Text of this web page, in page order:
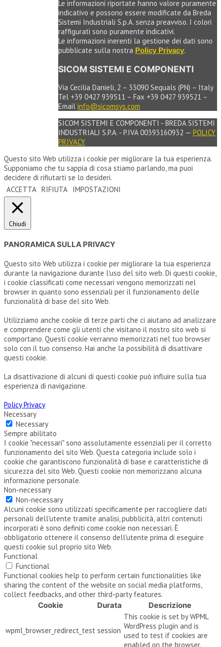
Le informazioni riportate hanno valore puramente
indicativo e possono essere modificate da Breda
Sistemi Industriali S.p.A. senza preavviso. I colori
raffigurati sono puramente indicativi.
Le informazioni inerenti la gestione dei dati sono
pubblicate sulla nostra Policy Privacy.
SICOM SISTEMI E COMPONENTI
Via Cecilia Danieli, 2 – 33090 Sequals (PN) – Italy
Tel +39 0427 939511 – Fax +39 0427 939521 –
Email info@sicomsys.com
SICOM SISTEMI E COMPONENTI - BREDA SISTEMI
INDUSTRIALI S.P.A. - P.IVA 00393160932 — POLICY
PRIVACY
Questo sito Web utilizza i cookie per migliorare la tua esperienza.
Supponiamo che tu sappia di cosa stiamo parlando, ma puoi
decidere di rifiutarti se lo desideri.
ACCETTA RIFIUTA IMPOSTAZIONI
Chiudi
PANORAMICA SULLA PRIVACY
Questo sito Web utilizza i cookie per migliorare la tua esperienza
durante la navigazione durante l'uso del sito web. Di questi cookie,
i cookie classificati come necessari vengono memorizzati nel
browser in quanto sono essenziali per il funzionamento delle
funzionalità di base del sito Web.
Utilizziamo anche cookie di terze parti che ci aiutano ad analizzare
e comprendere come gli utenti che visitano il nostro sito web si
comportano. Questi cookie verranno memorizzati nel tuo browser
solo con il tuo consenso. Hai anche la possibilità di disattivare
questi cookie.
La disattivazione di alcuni di questi cookie può influire sulla tua
esperienza di navigazione.
Policy Privacy
Necessary
Necessary
Sempre abilitato
I cookie "necessari" sono assolutamente essenziali per il corretto
funzionamento del sito Web. Questa categoria include solo i
cookie che garantiscono funzionalità di base e caratteristiche di
sicurezza del sito Web. Questi cookie non memorizzano alcuna
informazione personale.
Non-necessary
Non-necessary
Alcuni cookie sono utilizzati specificamente per raccogliere dati
personali dell'utente tramite analisi, pubblicità, altri contenuti
incorporati è sono definiti come cookie non necessari. È
obbligatorio ottenere il consenso dell'utente prima di eseguire
questi cookie sul proprio sito Web.
Functional
Functional
Functional cookies help to perform certain functionalities like
sharing the content of the website on social media platforms,
collect feedbacks, and other third-party features.
Cookie
Durata Descrizione
wpml_browser_redirect_test session
This cookie is set by WPML
WordPress plugin and is
used to test if cookies are
enabled on the browser.